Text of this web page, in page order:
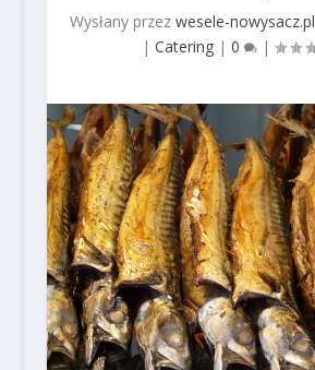
Wysłany przezwesele-nowysacz.pl
| Catering| 0 |